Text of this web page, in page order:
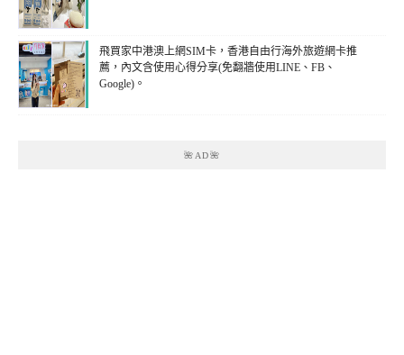
飛買家中港澳上網SIM卡，香港自由行海外旅遊網卡推
薦，內文含使用心得分享(免翻牆使用LINE、FB、
Google)。
🌺AD🌺